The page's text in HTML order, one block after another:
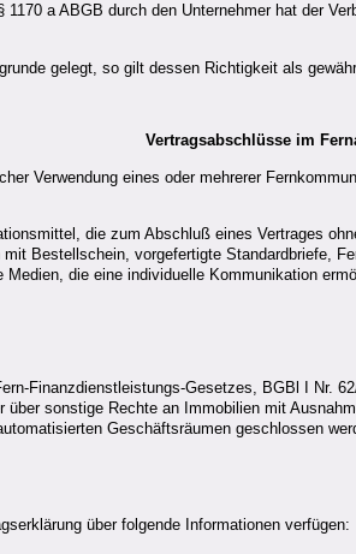
a ABGB durch den Unternehmer hat der
gelegt, so gilt dessen Richtigkeit als
Vertragsabschlüsse im
Verwendung eines oder mehrerer
die zum Abschluß eines Vertrages
Bestellschein, vorgefertigte Standardbriefe,
die eine individuelle Kommunikation
Finanzdienstleistungs-Gesetzes, BGBl I Nr.
sonstige Rechte an Immobilien mit
Geschäftsräumen geschlossen
über folgende Informationen verfügen: